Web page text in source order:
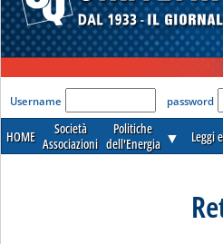
'Modulo Login per
Username password
HOME
Società
Associazioni
Politiche
dell'Energia ▼ Leggi